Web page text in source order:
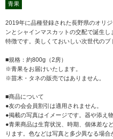
青果
2019年に品種登録された長野県のオリ
ンとシャインマスカットの交配で誕生
特徴です。美しくておいしい次世代のブ
■規格：約800g（2房）
※青果をお届けいたします。
※苗木・タネの販売ではありません。
■商品について
●友の会会員割引は適用されません。
●掲載の写真はイメージです。器や添え
●青果商品は生育状況、時期、個体差な
ります。色などは写真と多少異なる場合